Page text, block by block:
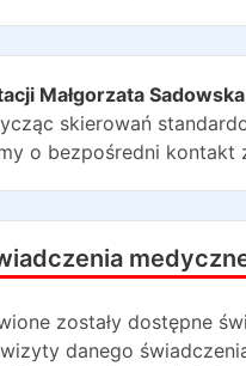
Małgorzata Sadowska
skierowań
o bezpośredni kontakt
zostały dostępne
danego